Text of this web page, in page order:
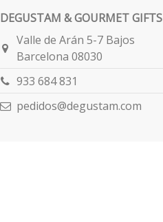
DEGUSTAM & GOURMET GIFTS
Valle de Arán 5-7 Bajos
Barcelona 08030
933 684 831
pedidos@degustam.com